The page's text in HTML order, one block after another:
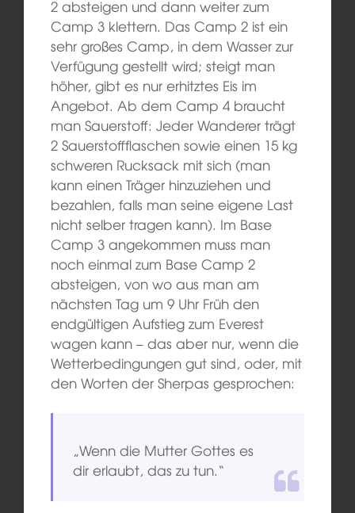
2 absteigen und dann weiter zum
Camp 3 klettern. Das Camp 2 ist ein
sehr großes Camp, in dem Wasser zur
Verfügung gestellt wird; steigt man
höher, gibt es nur erhitztes Eis im
Angebot. Ab dem Camp 4 braucht
man Sauerstoff: Jeder Wanderer trägt
2 Sauerstoffflaschen sowie einen 15 kg
schweren Rucksack mit sich (man
kann einen Träger hinzuziehen und
bezahlen, falls man seine eigene Last
nicht selber tragen kann). Im Base
Camp 3 angekommen muss man
noch einmal zum Base Camp 2
absteigen, von wo aus man am
nächsten Tag um 9 Uhr Früh den
endgültigen Aufstieg zum Everest
wagen kann – das aber nur, wenn die
Wetterbedingungen gut sind, oder, mit
den Worten der Sherpas gesprochen:
„Wenn die Mutter Gottes es
dir erlaubt, das zu tun.“